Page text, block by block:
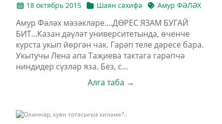
18 октябрь 2015 Шаян сәхифә Амур ФӘЛӘХ
Амур Фәләх мәзәкләре....ДӨРЕС ЯЗАМ БУГАЙ
БИТ...Казан дәүләт университетында, өченче
курста укып йөргән чак. Гарәп теле дәресе бара.
Укытучы Лена апа Таҗиева тактага гарәпчә
ниндидер сүзләр яза. Без, с...
Алга таба →